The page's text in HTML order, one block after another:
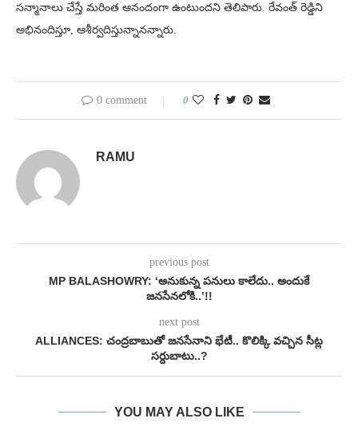
సన్మానాలు చేస్తే మరింత ఆనందంగా ఉంటుందని తెలిపారు. రేవంత్ రెడ్డిని
అభినందిస్తూ, ఆశీర్వదిస్తున్నానన్నారు.
0 comment 0
RAMU
previous post
MP BALASHOWRY: ‘అనుకున్న పనులు కాలేదు.. అందుకే
జనసేనలోకి..’!!
next post
ALLIANCES: చంద్రబాబుతో జనసేనాని భేటీ.. కొలిక్కి వచ్చిన సీట్ల
సర్దుబాటు..?
YOU MAY ALSO LIKE